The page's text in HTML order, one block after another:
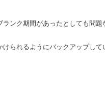
ンク期間があったとしても問題
られるようにバックアップして